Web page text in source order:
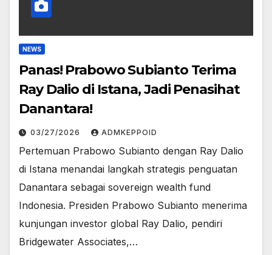
NEWS
Panas! Prabowo Subianto Terima
Ray Dalio di Istana, Jadi Penasihat
Danantara!
03/27/2026 ADMKEPPOID
Pertemuan Prabowo Subianto dengan Ray Dalio
di Istana menandai langkah strategis penguatan
Danantara sebagai sovereign wealth fund
Indonesia. Presiden Prabowo Subianto menerima
kunjungan investor global Ray Dalio, pendiri
Bridgewater Associates,…